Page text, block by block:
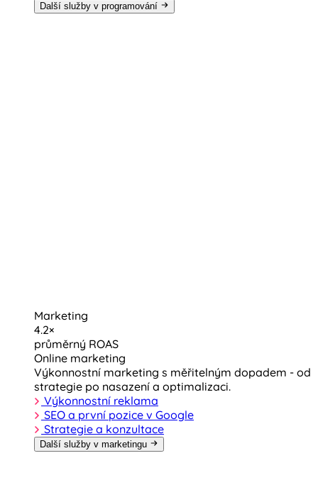
Další služby v programování
Marketing
4.2×
průměrný ROAS
Online marketing
Výkonnostní marketing s měřitelným dopadem - od
strategie po nasazení a optimalizaci.
Výkonnostní reklama
SEO a první pozice v Google
Strategie a konzultace
Další služby v marketingu